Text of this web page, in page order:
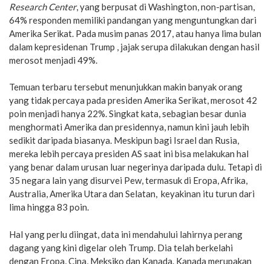
Research Center, yang berpusat di Washington, non-partisan,
64% responden memiliki pandangan yang menguntungkan dari
Amerika Serikat. Pada musim panas 2017, atau hanya lima bulan
dalam kepresidenan Trump , jajak serupa dilakukan dengan hasil
merosot menjadi 49%.
Temuan terbaru tersebut menunjukkan makin banyak orang
yang tidak percaya pada presiden Amerika Serikat, merosot 42
poin menjadi hanya 22%. Singkat kata, sebagian besar dunia
menghormati Amerika dan presidennya, namun kini jauh lebih
sedikit daripada biasanya. Meskipun bagi Israel dan Rusia,
mereka lebih percaya presiden AS saat ini bisa melakukan hal
yang benar dalam urusan luar negerinya daripada dulu. Tetapi di
35 negara lain yang disurvei Pew, termasuk di Eropa, Afrika,
Australia, Amerika Utara dan Selatan, keyakinan itu turun dari
lima hingga 83 poin.
Hal yang perlu diingat, data ini mendahului lahirnya perang
dagang yang kini digelar oleh Trump. Dia telah berkelahi
dengan Eropa, Cina, Meksiko dan Kanada. Kanada merupakan